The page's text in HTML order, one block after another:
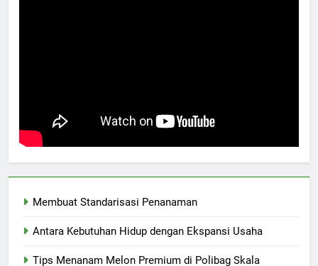
Membuat Standarisasi Penanaman
Antara Kebutuhan Hidup dengan Ekspansi Usaha
Tips Menanam Melon Premium di Polibag Skala